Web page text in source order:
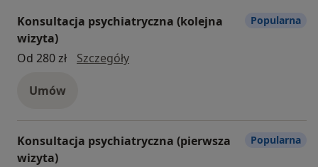
Konsultacja psychiatryczna (kolejna
wizyta)
Od 280 zł
Szczegółykonsultacja psychiatryczna
Umów
Popularna
Konsultacja psychiatryczna (pierwsza
wizyta)
Popularna